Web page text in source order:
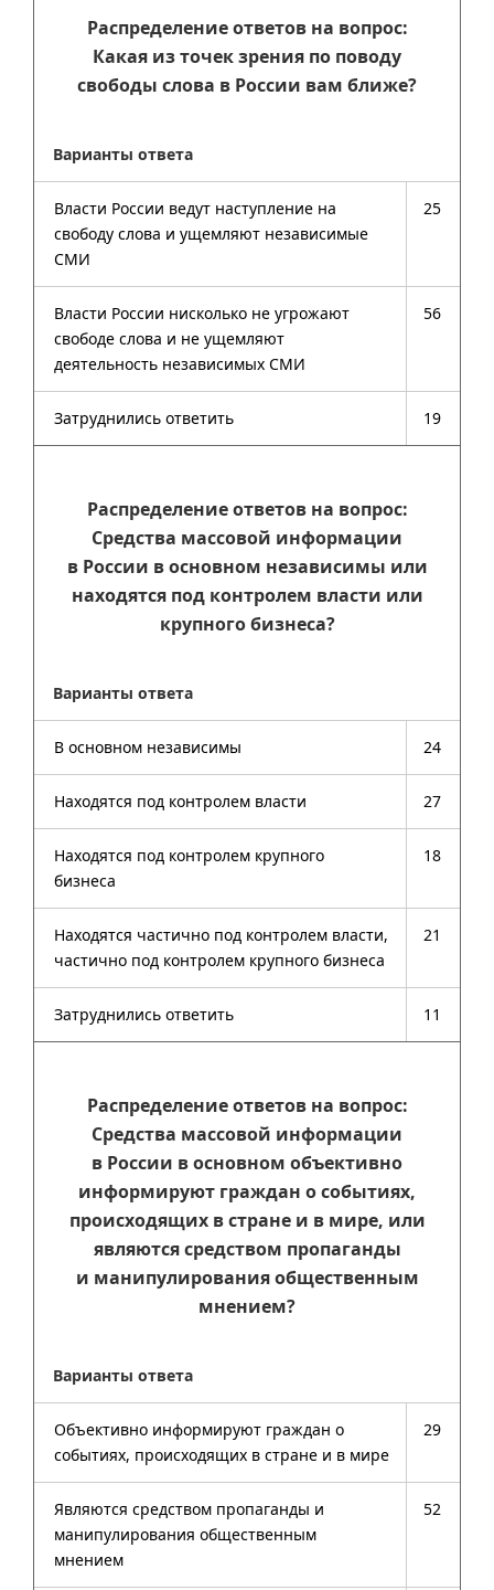
Распределение ответов на вопрос:
Какая из точек зрения по поводу
свободы слова в России вам ближе?
Варианты ответа
Власти России ведут наступление на
свободу слова и ущемляют независимые
СМИ
25
Власти России нисколько не угрожают
свободе слова и не ущемляют
деятельность независимых СМИ
56
Затруднились ответить 19
Распределение ответов на вопрос:
Средства массовой информации
в России в основном независимы или
находятся под контролем власти или
крупного бизнеса?
Варианты ответа
В основном независимы 24
Находятся под контролем власти 27
Находятся под контролем крупного
бизнеса
18
Находятся частично под контролем власти,
частично под контролем крупного бизнеса
21
Затруднились ответить 11
Распределение ответов на вопрос:
Средства массовой информации
в России в основном объективно
информируют граждан о событиях,
происходящих в стране и в мире, или
являются средством пропаганды
и манипулирования общественным
мнением?
Варианты ответа
Объективно информируют граждан о
событиях, происходящих в стране и в мире
29
Являются средством пропаганды и
манипулирования общественным
мнением
52